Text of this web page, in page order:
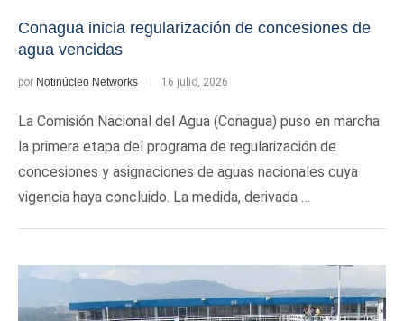
Conagua inicia regularización de concesiones de
agua vencidas
por Notinúcleo Networks 16 julio, 2026
La Comisión Nacional del Agua (Conagua) puso en marcha
la primera etapa del programa de regularización de
concesiones y asignaciones de aguas nacionales cuya
vigencia haya concluido. La medida, derivada …